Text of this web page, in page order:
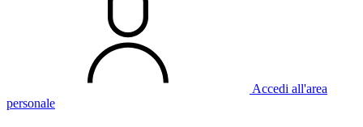
Accedi all'area
personale